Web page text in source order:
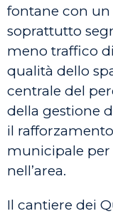
fontane con
soprattutto
meno traffico
qualità dello
centrale del
della gestione
il
municipale
nell’area.
Il cantiere dei